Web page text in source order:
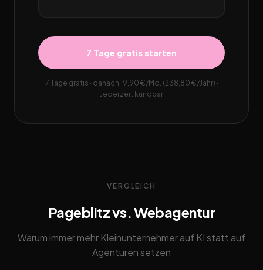
7 Tage gratis starten
7 Tage gratis · danach 19,90 €/Mo. (238,80 €/Jahr) ·
Jederzeit kündbar
VERGLEICH
Pageblitz vs. Webagentur
Warum immer mehr Kleinunternehmer auf KI statt auf
Agenturen setzen